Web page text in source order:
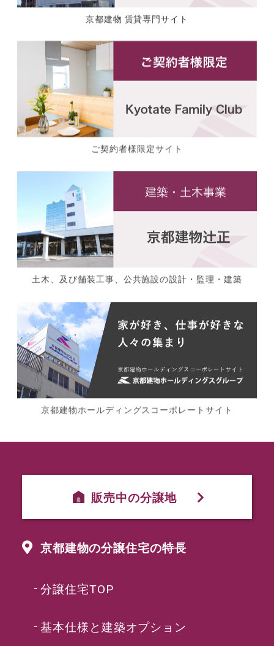
京都建物 賃貸専門サイト
ご契約者様限定サイト
土木、及び舗装工事、公共施設の設計・監理・建築
京都建物ホールディングスコーポレートサイト
販売中の分譲地
京都建物の分譲住宅の特長
分譲住宅TOP
基本仕様と建築オプション